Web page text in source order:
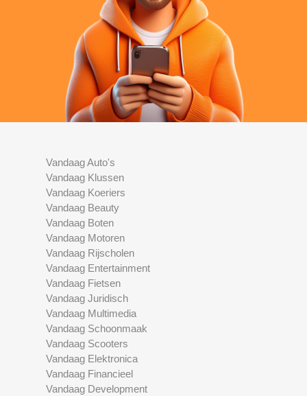
Vandaag Auto's
Vandaag Klussen
Vandaag Koeriers
Vandaag Beauty
Vandaag Boten
Vandaag Motoren
Vandaag Rijscholen
Vandaag Entertainment
Vandaag Fietsen
Vandaag Juridisch
Vandaag Multimedia
Vandaag Schoonmaak
Vandaag Scooters
Vandaag Elektronica
Vandaag Financieel
Vandaag Development